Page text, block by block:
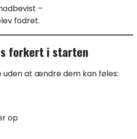
–
fodret.
forkert i starten
at ændre dem kan føles:
op